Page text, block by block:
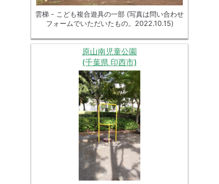
雲梯 - こども複合遊具の一部 (写真は問い合わせ
フォームでいただいたもの。2022.10.15)
原山南児童公園
(千葉県 印西市)